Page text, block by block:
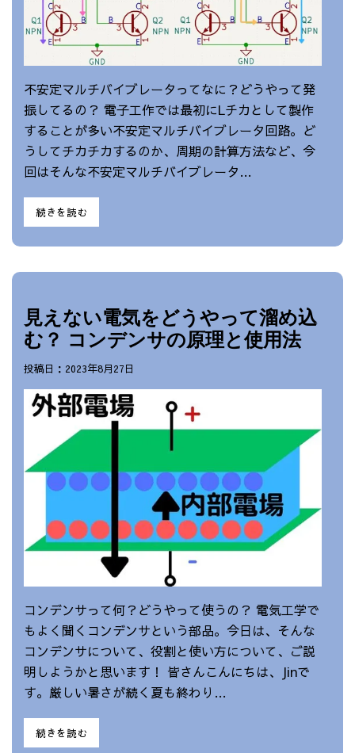
不安定マルチバイブレータってなに？どうやって発
振してるの？ 電子工作では最初にLチカとして製作
することが多い不安定マルチバイブレータ回路。ど
うしてチカチカするのか、周期の計算方法など、今
回はそんな不安定マルチバイブレータ…
続きを読む
見えない電気をどうやって溜め込
む？ コンデンサの原理と使用法
投稿日：2023年8月27日
コンデンサって何？どうやって使うの？ 電気工学で
もよく聞くコンデンサという部品。今日は、そんな
コンデンサについて、役割と使い方について、ご説
明しようかと思います！ 皆さんこんにちは、Jinで
す。厳しい暑さが続く夏も終わり…
続きを読む